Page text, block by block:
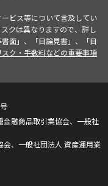
ビス等について言及してい
クは異なりますので、詳し
面」、「目論見書」、「目
スク・手数料などの重要事項
金融商品取引業協会、一般社
会、一般社団法人 資産運用業